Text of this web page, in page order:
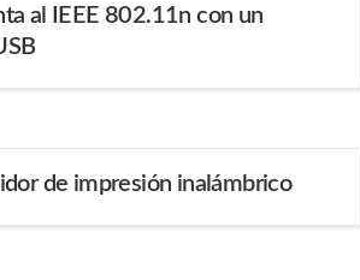
al IEEE 802.11n con un
de impresión inalámbrico